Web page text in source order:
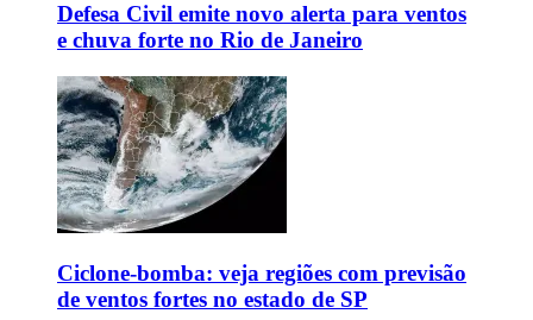
Defesa Civil emite novo alerta para ventos
e chuva forte no Rio de Janeiro
Ciclone-bomba: veja regiões com previsão
de ventos fortes no estado de SP